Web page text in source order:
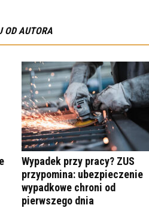
OD AUTORA
Wypadek przy pracy? ZUS
przypomina: ubezpieczenie
wypadkowe chroni od
pierwszego dnia